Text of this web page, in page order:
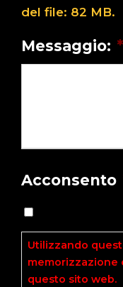
del file: 82 MB.
Messaggio: *
Acconsento
Utilizzando
memorizzazione
questo sito web.